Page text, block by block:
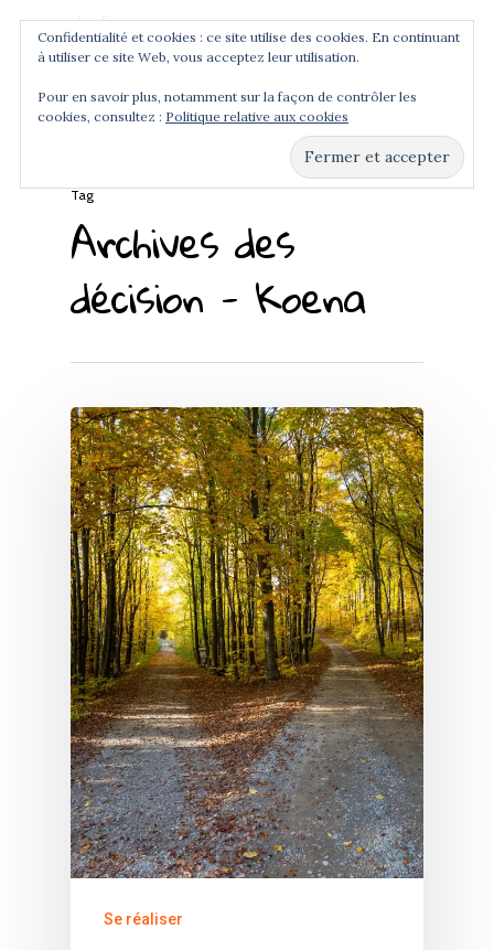
Hit enter to search or ESC to close
Tag
Archives des
décision - Koena
Se réaliser
Confidentialité et cookies : ce site utilise des cookies. En continuant
à utiliser ce site Web, vous acceptez leur utilisation.
Pour en savoir plus, notamment sur la façon de contrôler les
cookies, consultez : Politique relative aux cookies